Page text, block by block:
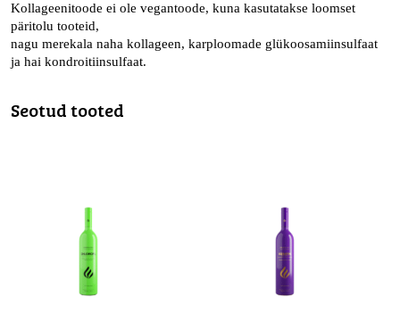
Kollageenitoode ei ole vegantoode, kuna kasutatakse loomset
päritolu tooteid,
nagu merekala naha kollageen, karploomade glükoosamiinsulfaat
ja hai kondroitiinsulfaat.
Seotud tooted